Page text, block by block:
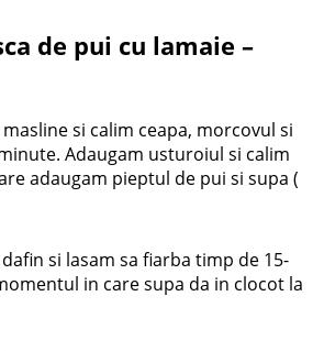
de pui cu lamaie –
si calim ceapa, morcovul si
Adaugam usturoiul si calim
adaugam pieptul de pui si supa (
si lasam sa fiarba timp de 15-
in care supa da in clocot la